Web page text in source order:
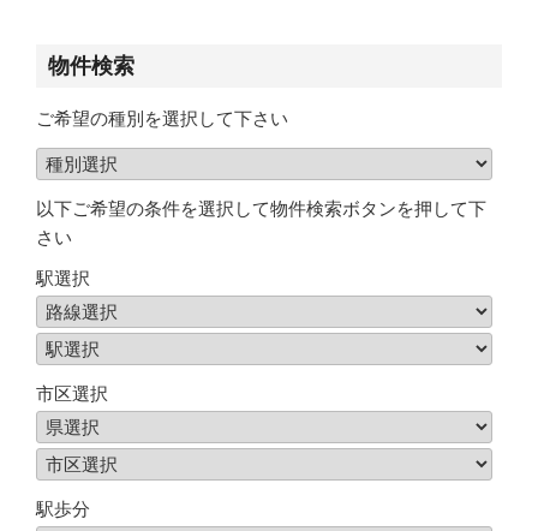
物件検索
ご希望の種別を選択して下さい
以下ご希望の条件を選択して物件検索ボタンを押して下
さい
駅選択
市区選択
駅歩分